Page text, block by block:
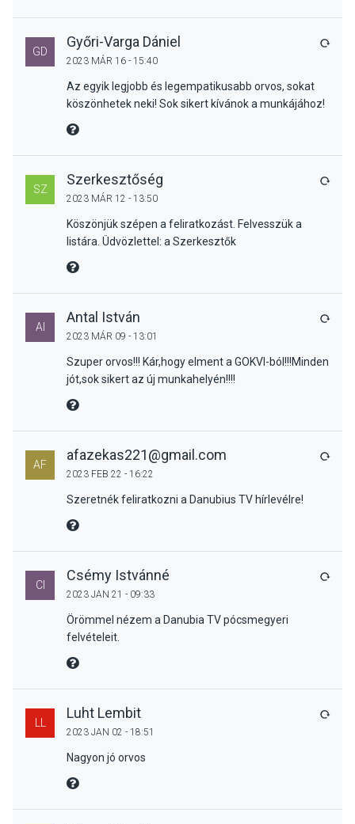
GD
Győri-Varga Dániel
2023 MÁR 16 - 15:40
Az egyik legjobb és legempatikusabb orvos, sokat
köszönhetek neki! Sok sikert kívánok a munkájához!
MIRE MONDTA
SZ
Szerkesztőség
2023 MÁR 12 - 13:50
Köszönjük szépen a feliratkozást. Felvesszük a
listára. Üdvözlettel: a Szerkesztők
MIRE MONDTA
AI
Antal István
2023 MÁR 09 - 13:01
Szuper orvos!!! Kár,hogy elment a GOKVI-ból!!!Minden
jót,sok sikert az új munkahelyén!!!!
MIRE MONDTA
AF
afazekas221@gmail.com
2023 FEB 22 - 16:22
Szeretnék feliratkozni a Danubius TV hírlevélre!
MIRE MONDTA
CI
Csémy Istvánné
2023 JAN 21 - 09:33
Örömmel nézem a Danubia TV pócsmegyeri
felvételeit.
MIRE MONDTA
Luht Lembit
2023 JAN 02 - 18:51
Nagyon jó orvos
MIRE MONDTA